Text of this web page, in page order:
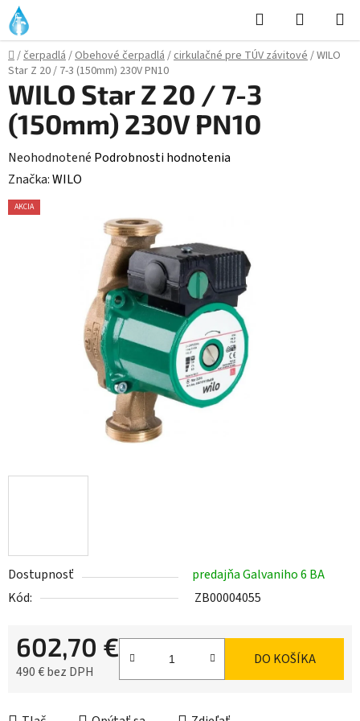
Prejsť
na
obsah
Hľadať
KOŠÍK
Domov
/čerpadlá/Obehové čerpadlá/cirkulačné pre TÚV závitové/WILO
Star Z 20 / 7-3 (150mm) 230V PN10
Dostupnosť
predajňa Galvaniho 6 BA
Kód:
ZB00004055
602,70 €
490 € bez DPH
DO KOŠÍKA
WILO Star Z 20 / 7-3
(150mm) 230V PN10
Priemerné
hodnotenie
produktu
Neohodnotené Podrobnosti hodnotenia
Značka:WILO
AKCIA